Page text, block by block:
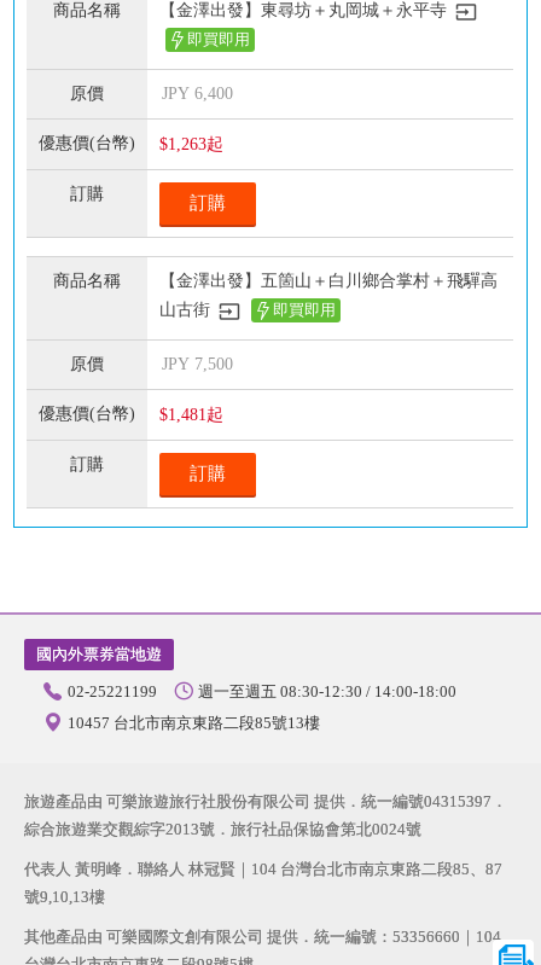
【金澤出發】東尋坊＋丸岡城＋永平寺
即買即用
JPY 6,400
$1,263起
訂購
【金澤出發】五箇山＋白川鄉合掌村＋飛驒高
山古街
即買即用
JPY 7,500
$1,481起
訂購
國內外票券當地遊
02-25221199
週一至週五 08:30-12:30 / 14:00-18:00
10457 台北市南京東路二段85號13樓
旅遊產品由 可樂旅遊旅行社股份有限公司 提供．統一編號04315397．
綜合旅遊業交觀綜字2013號．旅行社品保協會第北0024號
代表人 黃明峰．聯絡人 林冠賢｜104 台灣台北市南京東路二段85、87
號9,10,13樓
其他產品由 可樂國際文創有限公司 提供．統一編號：53356660｜104